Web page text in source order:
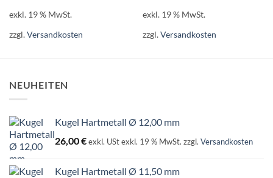
exkl. 19 % MwSt.
zzgl.Versandkosten
exkl. 19 % MwSt.
zzgl.Versandkosten
NEUHEITEN
Kugel Hartmetall Ø 12,00 mm
26,00€exkl. UStexkl. 19 % MwSt. zzgl. Versandkosten
Kugel Hartmetall Ø 11,50 mm